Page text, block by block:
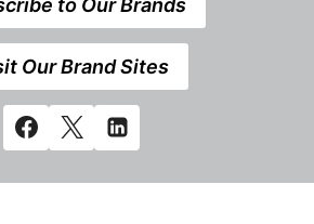
to Our Brands
Our Brand Sites